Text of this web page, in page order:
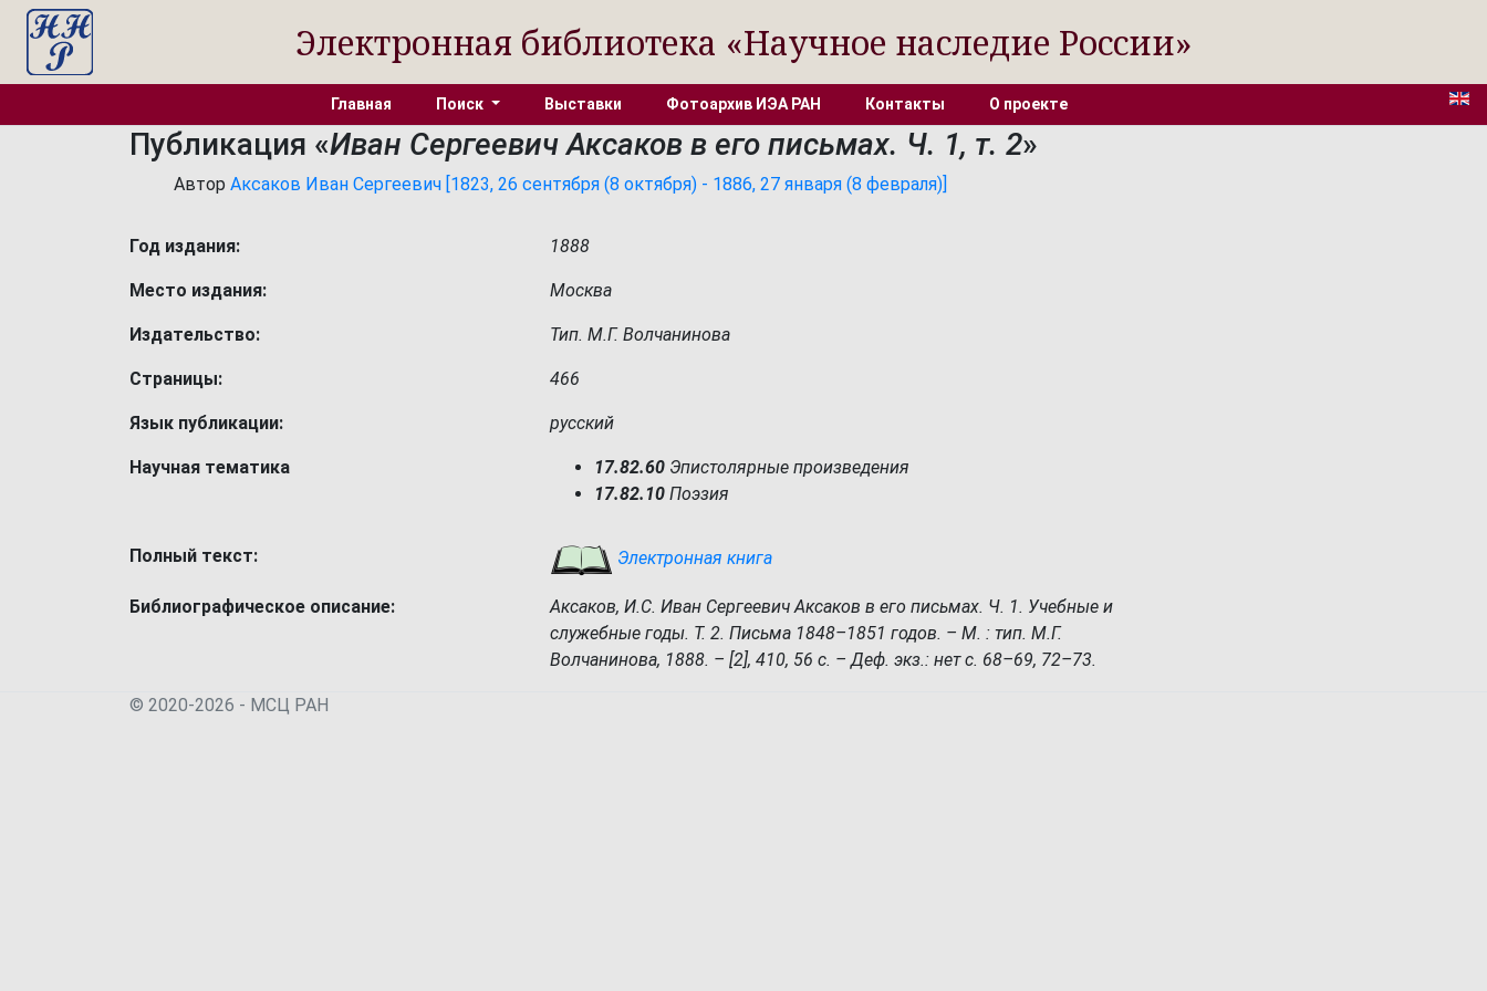
Электронная библиотека «Научное наследие России»
Главная Поиск Выставки Фотоархив ИЭА РАН Контакты О проекте
Публикация «Иван Сергеевич Аксаков в его письмах. Ч. 1, т. 2»
Автор Аксаков Иван Сергеевич [1823, 26 сентября (8 октября) - 1886, 27 января (8 февраля)]
Год издания: 1888
Место издания: Москва
Издательство: Тип. М.Г. Волчанинова
Страницы: 466
Язык публикации: русский
Научная тематика 17.82.60 Эпистолярные произведения
17.82.10 Поэзия
Полный текст: Электронная книга
Библиографическое описание:
Аксаков, И.С. Иван Сергеевич Аксаков в его письмах. Ч. 1. Учебные и
служебные годы. Т. 2. Письма 1848–1851 годов. – М. : тип. М.Г.
Волчанинова, 1888. – [2], 410, 56 с. – Деф. экз.: нет с. 68–69, 72–73.
© 2020-2026 - МСЦ РАН